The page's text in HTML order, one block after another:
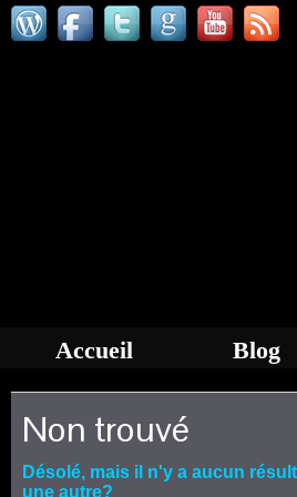
Accueil Blog
Non trouvé
Désolé, mais il n'y a aucun
une autre?